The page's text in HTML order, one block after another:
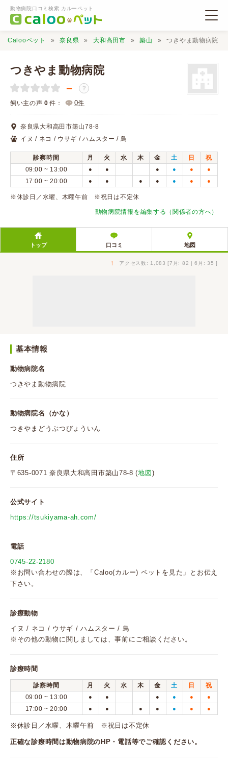
動物病院口コミ検索 カルーペット
動物病院検索
口コミ検索
Calooペットとは？
口コミ投稿
Calooペット 奈良県 大和高田市 築山 つきやま動物病院
つきやま動物病院
－ ？
飼い主の声 0 件： 0件
奈良県大和高田市築山78-8
イヌ / ネコ / ウサギ / ハムスター / 鳥
診察時間 月 火 水 木 金 土 日
祝
09:00 ~ 13:00
● ● ● ● ● ●
17:00 ~ 20:00 ● ● ● ● ● ● ●
※休診日／水曜、木曜午前 ※祝日は不定休
動物病院情報を編集する（関係者の方へ）
トップ 口コミ 地図
↑ アクセス数: 1,083 [7月: 82 | 6月: 35 ]
基本情報
動物病院名
つきやま動物病院
動物病院名（かな）
つきやまどうぶつびょういん
住所
〒635-0071 奈良県大和高田市築山78-8 (地図 )
公式サイト
https://tsukiyama-ah.com/
電話
0745-22-2180
※お問い合わせの際は、「Caloo(カルー) ペットを見た」とお伝え
下さい。
診療動物
イヌ / ネコ / ウサギ / ハムスター / 鳥
※その他の動物に関しましては、事前にご相談ください。
診療時間
診察時間 月 火 水 木 金 土 日
祝
09:00 ~ 13:00
● ● ● ● ● ●
17:00 ~ 20:00 ● ● ● ● ● ● ●
※休診日／水曜、木曜午前 ※祝日は不定休
正確な診療時間は動物病院のHP・電話等でご確認ください。